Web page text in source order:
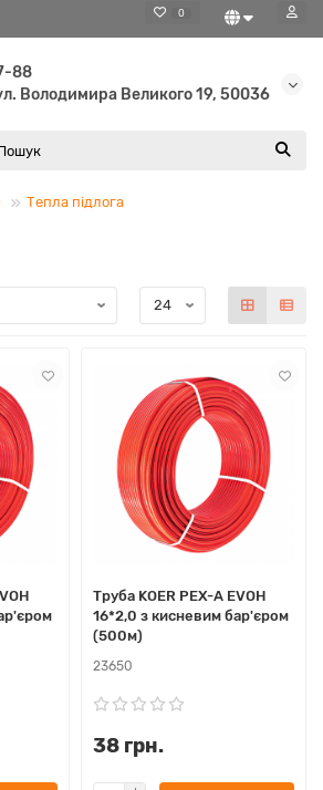
0
88
Володимира Великого 19, 50036
Тепла підлога
Труба KOER PEX-A EVOH
16*2,0 з кисневим бар'єром
(500м)
23650
38 грн.